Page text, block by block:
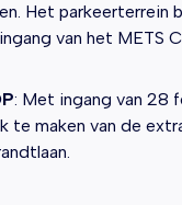
Het parkeerterrein
van het METS
: Met ingang van 28
te maken van de